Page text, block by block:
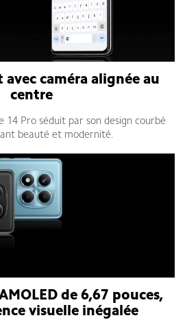
avec caméra alignée au
centre
14 Pro séduit par son design courbé
beauté et modernité.
de 6,67 pouces,
visuelle inégalée